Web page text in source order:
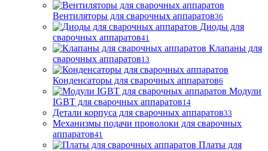
Вентиляторы для сварочных аппаратов36
Диоды для
сварочных аппаратов41
Клапаны для
сварочных аппаратов13
Конденсаторы для сварочных аппаратов6
Модули
IGBT для сварочных аппаратов14
Детали корпуса для сварочных аппаратов33
Механизмы подачи проволоки для сварочных
аппаратов41
Платы для